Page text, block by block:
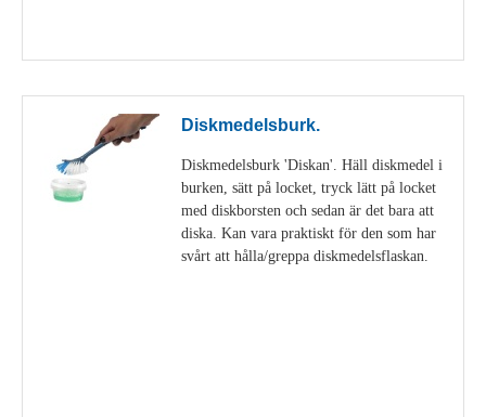
Diskmedelsburk.
Diskmedelsburk 'Diskan'. Häll diskmedel i
burken, sätt på locket, tryck lätt på locket
med diskborsten och sedan är det bara att
diska. Kan vara praktiskt för den som har
svårt att hålla/greppa diskmedelsflaskan.